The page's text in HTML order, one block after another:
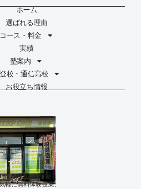
ホーム
選ばれる理由
コース・料金
実績
塾案内
校・通信高校
お役立ち情報
軽に無料体験授業、